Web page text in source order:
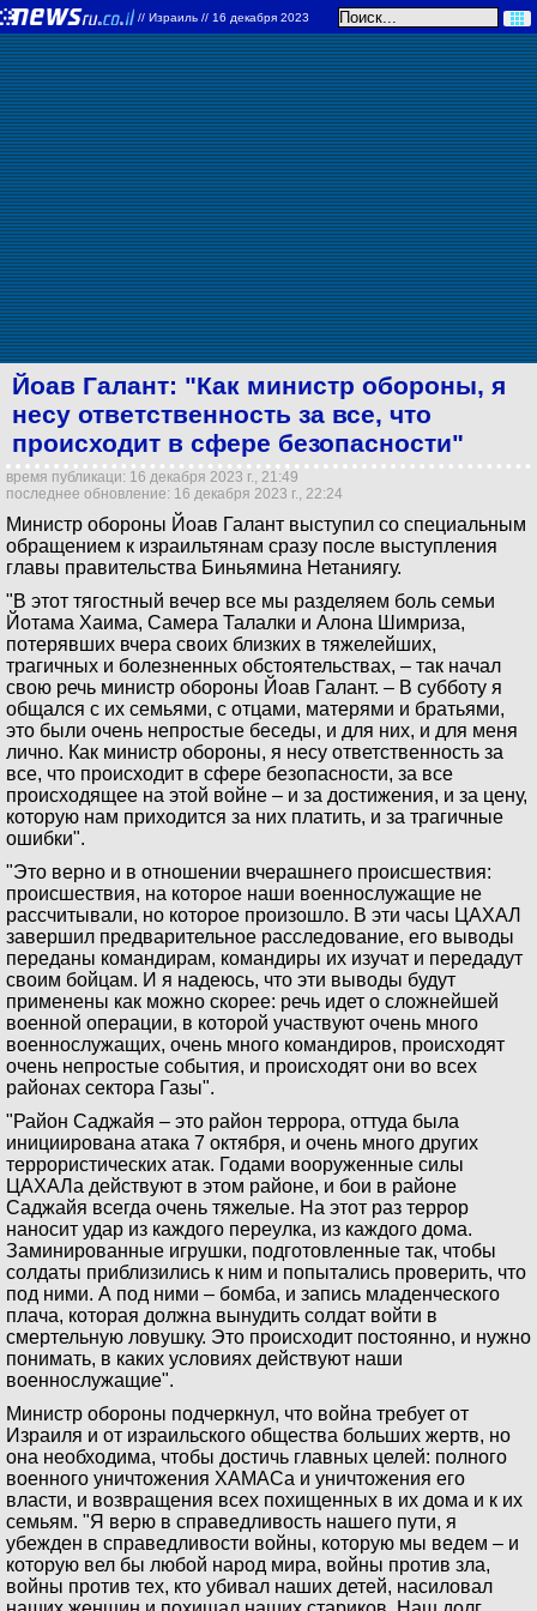
// Израиль // 16 декабря 2023
Йоав Галант: "Как министр обороны, я
несу ответственность за все, что
происходит в сфере безопасности"
время публикаци: 16 декабря 2023 г., 21:49
последнее обновление: 16 декабря 2023 г., 22:24
Министр обороны Йоав Галант выступил со специальным
обращением к израильтянам сразу после выступления
главы правительства Биньямина Нетаниягу.
"В этот тягостный вечер все мы разделяем боль семьи
Йотама Хаима, Самера Талалки и Алона Шимриза,
потерявших вчера своих близких в тяжелейших,
трагичных и болезненных обстоятельствах, – так начал
свою речь министр обороны Йоав Галант. – В субботу я
общался с их семьями, с отцами, матерями и братьями,
это были очень непростые беседы, и для них, и для меня
лично. Как министр обороны, я несу ответственность за
все, что происходит в сфере безопасности, за все
происходящее на этой войне – и за достижения, и за цену,
которую нам приходится за них платить, и за трагичные
ошибки".
"Это верно и в отношении вчерашнего происшествия:
происшествия, на которое наши военнослужащие не
рассчитывали, но которое произошло. В эти часы ЦАХАЛ
завершил предварительное расследование, его выводы
переданы командирам, командиры их изучат и передадут
своим бойцам. И я надеюсь, что эти выводы будут
применены как можно скорее: речь идет о сложнейшей
военной операции, в которой участвуют очень много
военнослужащих, очень много командиров, происходят
очень непростые события, и происходят они во всех
районах сектора Газы".
"Район Саджайя – это район террора, оттуда была
инициирована атака 7 октября, и очень много других
террористических атак. Годами вооруженные силы
ЦАХАЛа действуют в этом районе, и бои в районе
Саджайя всегда очень тяжелые. На этот раз террор
наносит удар из каждого переулка, из каждого дома.
Заминированные игрушки, подготовленные так, чтобы
солдаты приблизились к ним и попытались проверить, что
под ними. А под ними – бомба, и запись младенческого
плача, которая должна вынудить солдат войти в
смертельную ловушку. Это происходит постоянно, и нужно
понимать, в каких условиях действуют наши
военнослужащие".
Министр обороны подчеркнул, что война требует от
Израиля и от израильского общества больших жертв, но
она необходима, чтобы достичь главных целей: полного
военного уничтожения ХАМАСа и уничтожения его
власти, и возвращения всех похищенных в их дома и к их
семьям. "Я верю в справедливость нашего пути, я
убежден в справедливости войны, которую мы ведем – и
которую вел бы любой народ мира, войны против зла,
войны против тех, кто убивал наших детей, насиловал